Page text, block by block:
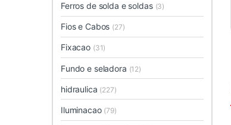
Ferros de solda e soldas (3)
Fios e Cabos (27)
Fixacao (31)
Fundo e seladora (12)
hidraulica (227)
Iluminacao (79)